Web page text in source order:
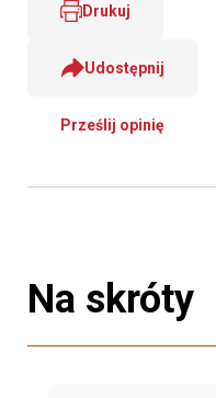
Drukuj
Udostępnij
Prześlij opinię
Na skróty